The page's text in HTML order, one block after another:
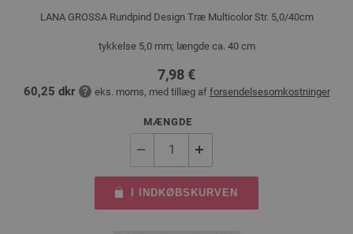
LANA GROSSA Rundpind Design Træ Multicolor Str. 5,0/40cm
tykkelse 5,0 mm; længde ca. 40 cm
7,98 €
60,25 dkr eks. moms, med tillæg af forsendelsesomkostninger
MÆNGDE
I INDKØBSKURVEN